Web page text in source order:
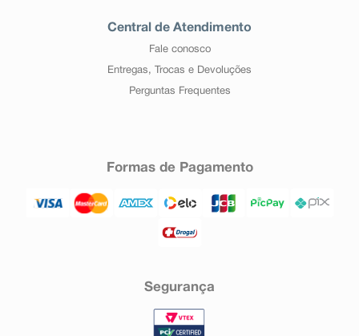
Central de Atendimento
Fale conosco
Entregas, Trocas e Devoluções
Perguntas Frequentes
Formas de Pagamento
Segurança